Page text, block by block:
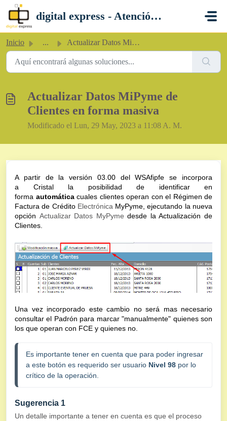
Saltar al contenido principal
digital express - Atención al Cliente
Inicio ... Actualizar Datos MiPyme de Clientes en forma masiva
Actualizar Datos MiPyme de
Clientes en forma masiva
Modificado el Lun, 29 May, 2023 a 11:08 A. M.
A partir de la versión 03.00 del WSAfipfe se incorpora
a Cristal la posibilidad de identificar en
forma automáticacuales clientes operan con el Régimen de
Factura de Crédito Electrónica MyPyme,ejecutando la nueva
opción Actualizar Datos MyPyme desde la Actualización de
Clientes.
Una vez incorporado este cambio no será mas necesario
consultar el Padrón para marcar "manualmente" quienes son
los que operan con FCE y quienes no.
Es importante tener en cuenta que para poder ingresar
a este botón es requerido ser usuario Nivel 98 por lo
crítico de la operación.
Sugerencia 1
Un detalle importante a tener en cuenta es que el proceso